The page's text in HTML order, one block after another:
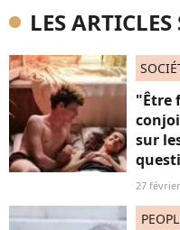
LES
"Être
sur
27